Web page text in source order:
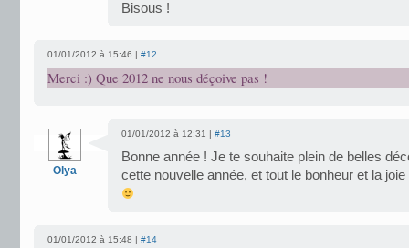
Bisous !
01/01/2012 à 15:46 | #12
Merci :) Que 2012 ne nous déçoive pas !
Olya
01/01/2012 à 12:31 | #13
Bonne année ! Je te souhaite plein de belles
cette nouvelle année, et tout le bonheur et la
01/01/2012 à 15:48 | #14